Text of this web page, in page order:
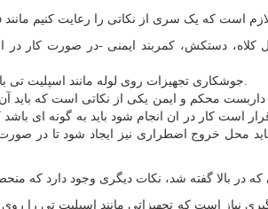
کلاه، دستکش، کمربند ایمنی -در صورت کار در
جوشکاری تجهیزات روی لوله مانند اسپلیت تی باید با دقت انجام شود.
داربست محکم و ایمن یکی از نکاتی است که باید
است کار در ان انجام شود باید به گونه ای
محل خروج اضطراری نیز ایجاد شود تا در صورت
نیاز است که تجهیزاتی مانند اسپلیت تی را روی